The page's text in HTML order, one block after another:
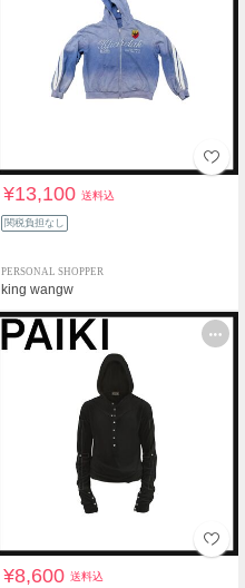
¥13,100送料込
関税負担なし
PERSONAL SHOPPER
king wangw
¥8,600送料込